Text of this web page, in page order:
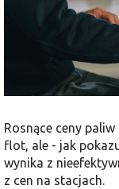
Rosnące ceny
flot, ale - jak
wynika z
z cen na stacjach.